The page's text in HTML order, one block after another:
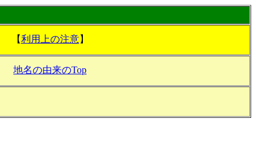
【利用上の注意】
地名の由来のTop